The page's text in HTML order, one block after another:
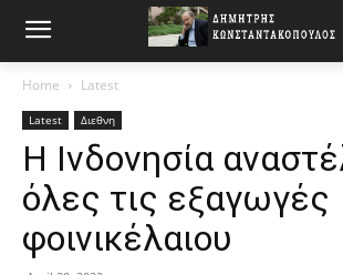
Home Latest
Latest Διεθνη
Η Ινδονησία
όλες τις εξαγωγές
φοινικέλαιου